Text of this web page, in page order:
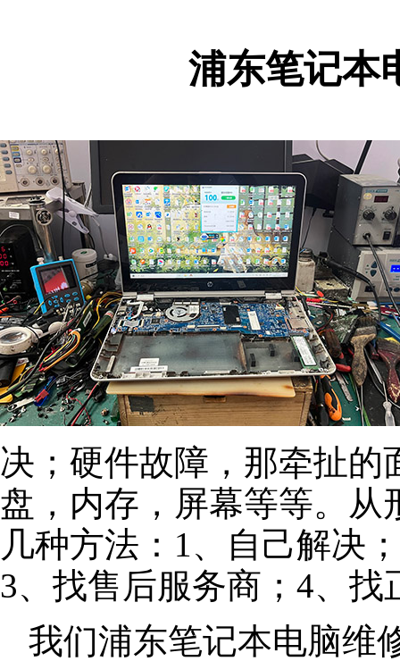
浦东笔记本
决；硬件故障，那牵扯的
盘，内存，屏幕等等。从
几种方法：1、自己解决
3、找售后服务商；4、找
我们浦东笔记本电脑维